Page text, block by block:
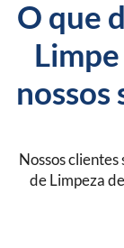
O que
nossos
Nossos clientes
de Limpeza